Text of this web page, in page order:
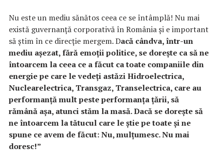
Nu este un mediu sănătos ceea ce se întâmplă! Nu mai
există guvernanță corporativă în România și e important
să știm în ce direcție mergem. Dacă cândva, într-un
mediu așezat, fără emoții politice, se dorește ca să ne
întoarcem la ceea ce a făcut ca toate companiile din
energie pe care le vedeți astăzi Hidroelectrica,
Nuclearelectrica, Transgaz, Transelectrica, care au
performanță mult peste performanța țării, să
rămână așa, atunci stăm la masă. Dacă se dorește să
ne întoarcem la tătucul care le știe pe toate și ne
spune ce avem de făcut: Nu, mulțumesc. Nu mai
doresc!”